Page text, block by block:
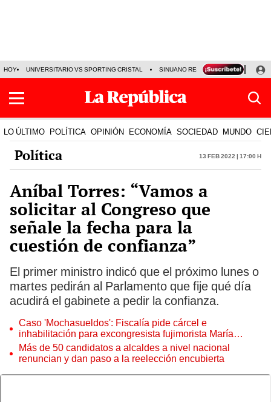
HOY UNIVERSITARIO VS SPORTING CRISTAL SINUANO RESULTADOS HOY
LO ÚLTIMO POLÍTICA OPINIÓN ECONOMÍA SOCIEDAD MUNDO
Política 13 Feb 2022 | 17:00 h
Aníbal Torres: “Vamos a
solicitar al Congreso que
señale la fecha para la
cuestión de confianza”
El primer ministro indicó que el próximo lunes o
martes pedirán al Parlamento que fije qué día
acudirá el gabinete a pedir la confianza.
Caso 'Mochasueldos': Fiscalía pide cárcel e
inhabilitación para excongresista fujimorista María
Cordero Jon Tay
Más de 50 candidatos a alcaldes a nivel nacional
renuncian y dan paso a la reelección encubierta